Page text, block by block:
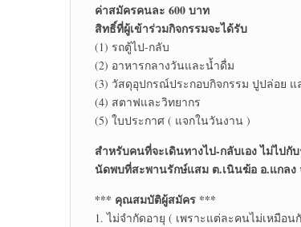
ค่าสมัครคนละ 600 บาท
สิทธิ์ที่ผู้เข้าร่วมกิจกรรมจะได้รับ
(1) รถตู้ไป-กลับ
(2) อาหารกลางวันและน้ำดื่ม
(3) วัสดุอุปกรณ์ประกอบกิจกรรม ปูปล่อย แ
(4) สตาฟและวิทยากร
(5) ใบประกาศ ( แจกในวันงาน )
สำหรับคนที่จะเดินทางไป-กลับเอง ไม่ไป
นัดพบที่สะพานรักษ์แสม ต.เนินฆ้อ อ.แกลง
*** คุณสมบัติผู้สมัคร ***
1. ไม่จำกัดอายุ ( เพราะแต่ละคนไม่เหมือ